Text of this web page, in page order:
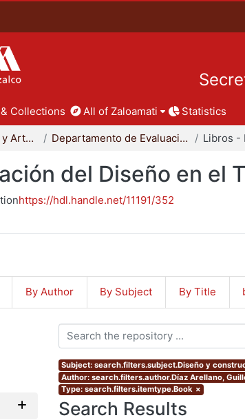
Collections All of Zaloamati Statistics
División de Ciencias y Artes para el Diseño Departamento de Evaluación del Diseño en el Tiempo
del Diseño en el
https://hdl.handle.net/11191/352
By Author By Subject By Title
Subject: search.filters.subject.Diseño y
Author: search.filters.author.Díaz Arellano,
Type: search.filters.itemtype.Book ×
Search Results